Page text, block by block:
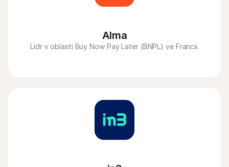
Alma
Lídr v oblasti Buy Now Pay Later (BNPL) ve Francii.